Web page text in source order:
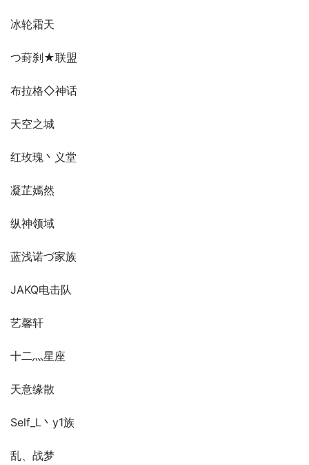
冰轮霜天
つ葑刹★联盟
布拉格◇神话
天空之城
红玫瑰丶义堂
凝芷嫣然
纵神领域
蓝浅诺づ家族
JAKQ电击队
艺馨轩
十二灬星座
天意缘散
Self_L丶y1族
乱、战梦